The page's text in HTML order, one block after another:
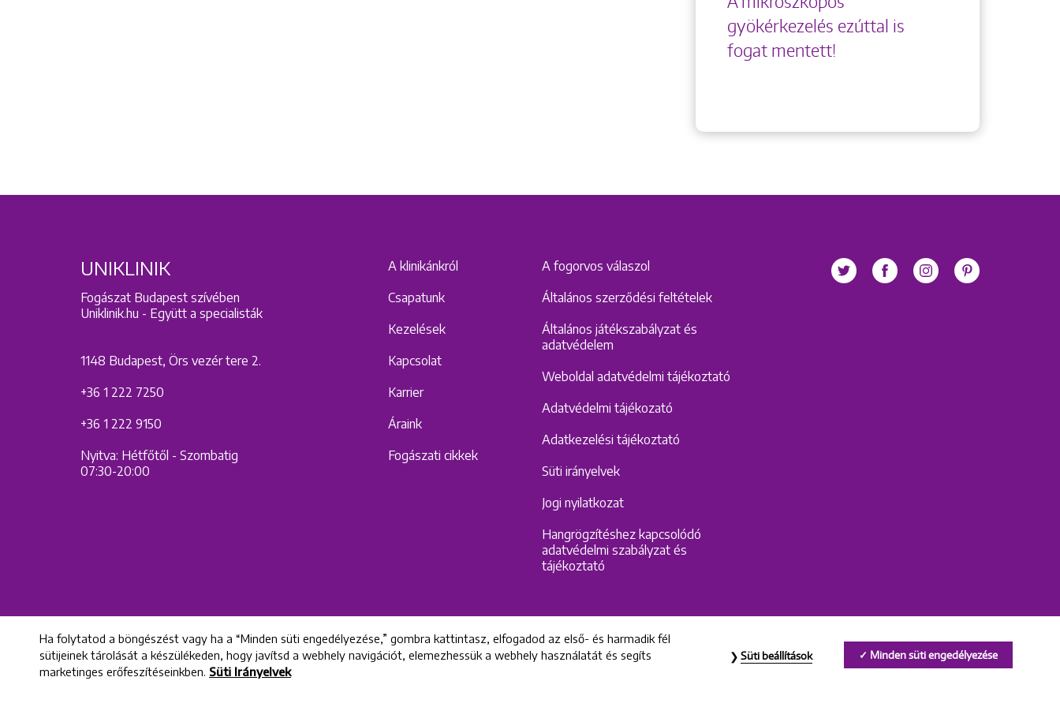
gyökérkezelés ezúttal is
fogat mentett!
UNIKLINIK
Fogászat Budapest szívében
Uniklinik.hu - Együtt a specialisták
1148 Budapest, Örs vezér tere 2.
+36 1 222 7250
+36 1 222 9150
Nyitva: Hétfőtől - Szombatig
07:30-20:00
A klinikánkról
Csapatunk
Kezelések
Kapcsolat
Karrier
Áraink
Fogászati cikkek
A fogorvos válaszol
Általános szerződési feltételek
Általános játékszabályzat és
adatvédelem
Weboldal adatvédelmi tájékoztató
Adatvédelmi tájékozató
Adatkezelési tájékoztató
Süti irányelvek
Jogi nyilatkozat
Hangrögzítéshez kapcsolódó
adatvédelmi szabályzat és
tájékoztató
All rights reserved © 2022 Uniklinik Dental and Implant Center
Ha folytatod a böngészést vagy ha a “Minden süti engedélyezése,” gombra kattintasz, elfogadod az első- és harmadik fél
sütijeinek tárolását a készülékeden, hogy javítsd a webhely navigációt, elemezhessük a webhely használatát és segíts
marketinges erőfeszítéseinkben. Süti Irányelvek
Minden süti engedélyezése
Süti beállítások